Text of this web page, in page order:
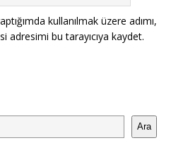
kullanılmak üzere adımı,
bu tarayıcıya kaydet.
Ara